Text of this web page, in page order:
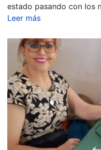
estado pasando con los
Leer más